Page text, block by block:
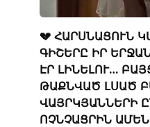
💔 ՀԱՐՍՆԱՑՈՒՆ
ԳԻՇԵՐԸ ԻՐ
ԷՐ ԼԻՆԵԼՈՒ…
ԹԱՔՆՎԱԾ ԼՍԱԾ
ՎԱՅՐԿՅԱՆՆԵՐԻ
ՈՉՆՉԱՑՐԻՆ ԱՄԵՆ